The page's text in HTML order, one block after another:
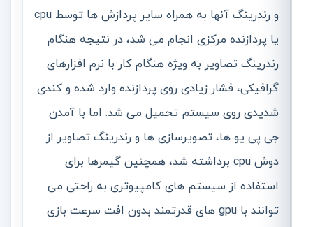
و رندرینگ آنها به همراه سایر پردازش ها توسط cpu
یا پردازنده مرکزی انجام می شد، در نتیجه هنگام
رندرینگ تصاویر به ویژه هنگام کار با نرم افزارهای
گرافیکی، فشار زیادی روی پردازنده وارد شده و کندی
شدیدی روی سیستم تحمیل می شد. اما با آمدن
جی پی یو ها، تصویرسازی ها و رندرینگ تصاویر از
دوش cpu برداشته شد، همچنین گیمرها برای
استفاده از سیستم های کامپیوتری به راحتی می
توانند با gpu های قدرتمند بدون افت سرعت بازی